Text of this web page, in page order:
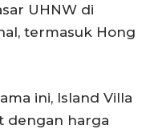
UHNW di
termasuk Hong
ini, Island Villa
dengan harga